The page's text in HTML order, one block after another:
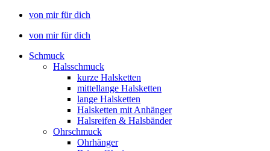
von mir für dich
von mir für dich
Schmuck
Halsschmuck
kurze Halsketten
mittellange Halsketten
lange Halsketten
Halsketten mit Anhänger
Halsreifen & Halsbänder
Ohrschmuck
Ohrhänger